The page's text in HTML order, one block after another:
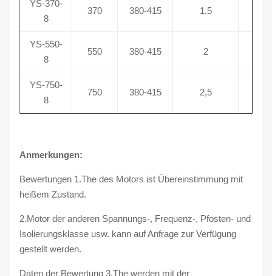
YS-370-
8
370 380-415 1,5
YS-550-
8
550 380-415 2
YS-750-
8
750 380-415 2,5
Anmerkungen:
Bewertungen 1.The des Motors ist Übereinstimmung mit
heißem Zustand.
2.Motor der anderen Spannungs-, Frequenz-, Pfosten- und
Isolierungsklasse usw. kann auf Anfrage zur Verfügung
gestellt werden.
Daten der Bewertung 3.The werden mit der